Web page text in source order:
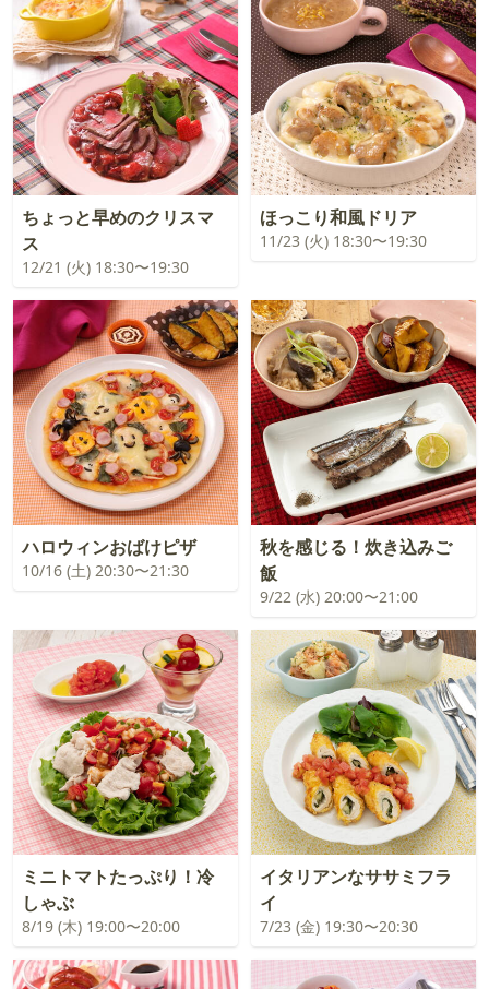
ちょっと早めのクリスマ
ス
12/21 (火) 18:30〜19:30
ほっこり和風ドリア
11/23 (火) 18:30〜19:30
ハロウィンおばけピザ
10/16 (土) 20:30〜21:30
秋を感じる！炊き込みご
飯
9/22 (水) 20:00〜21:00
ミニトマトたっぷり！冷
しゃぶ
8/19 (木) 19:00〜20:00
イタリアンなササミフラ
イ
7/23 (金) 19:30〜20:30